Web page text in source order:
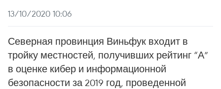
13/10/2020 10:06
Северная провинция Виньфук входит в
тройку местностей, получивших рейтинг “А”
в оценке кибер и информационной
безопасности за 2019 год, проведенной